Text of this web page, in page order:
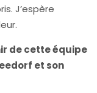
J’espère
de cette équipe
et son